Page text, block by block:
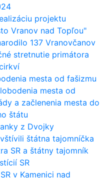
projektu
Vranov nad Topľou"
137 Vranovčanov
stretnutie primátora
mesta od fašizmu
mesta od
a začlenenia mesta do
štátu
z Dvojky
štátna tajomníčka
SR a štátny tajomník
SR
v Kamenici nad